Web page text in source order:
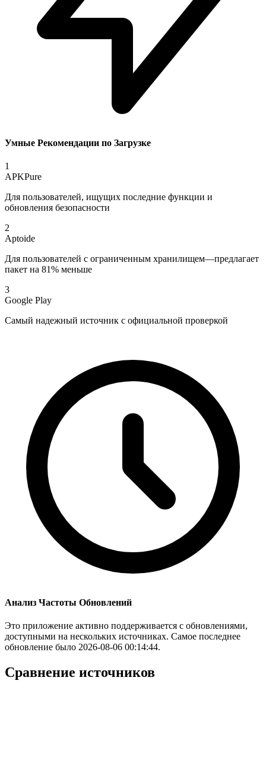
Умные Рекомендации по Загрузке
1
APKPure
Для пользователей, ищущих последние функции и
обновления безопасности
2
Aptoide
Для пользователей с ограниченным хранилищем—предлагает
пакет на 81% меньше
3
Google Play
Самый надежный источник с официальной проверкой
Анализ Частоты Обновлений
Это приложение активно поддерживается с обновлениями,
доступными на нескольких источниках. Самое последнее
обновление было 2026-08-06 00:14:44.
Сравнение источников